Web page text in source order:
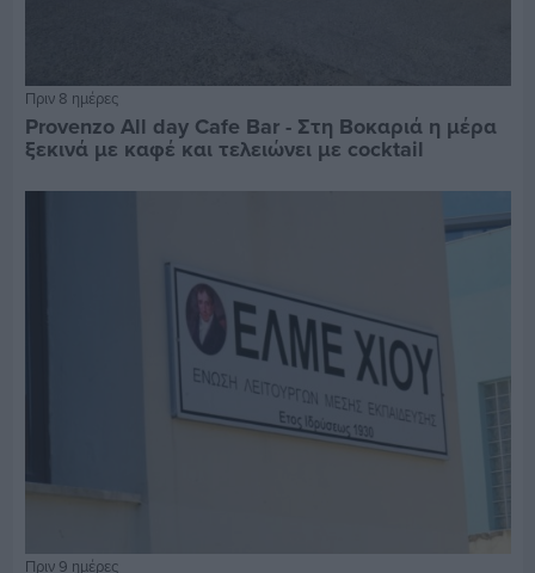
Πριν 8 ημέρες
Provenzo All day Cafe Bar - Στη Βοκαριά η μέρα
ξεκινά με καφέ και τελειώνει με cocktail
Πριν 9 ημέρες